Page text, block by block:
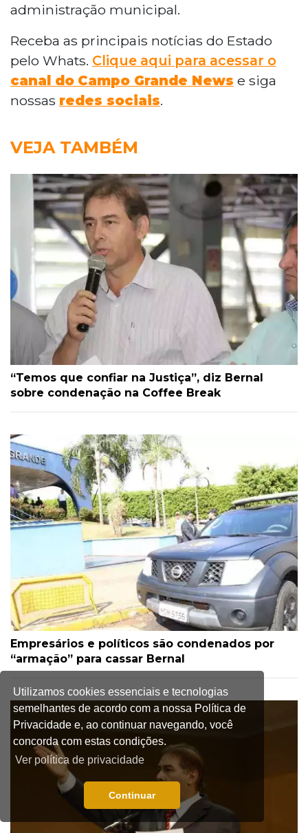
Utilizamos cookies essenciais e tecnologias
semelhantes de acordo com a nossa Política de
Privacidade e, ao continuar navegando, você
concorda com estas condições.
Ver política de privacidade
Continuar
administração municipal.
Receba as principais notícias do Estado
pelo Whats. Clique aqui para acessar o
canal do Campo Grande News e siga
nossas redes sociais.
VEJA TAMBÉM
“Temos que confiar na Justiça”, diz Bernal
sobre condenação na Coffee Break
Empresários e políticos são condenados por
“armação” para cassar Bernal